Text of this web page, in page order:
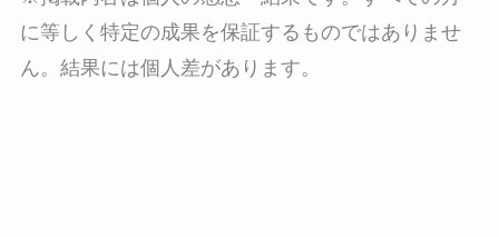
に等しく特定の成果を保証するものではありませ
ん。結果には個人差があります。